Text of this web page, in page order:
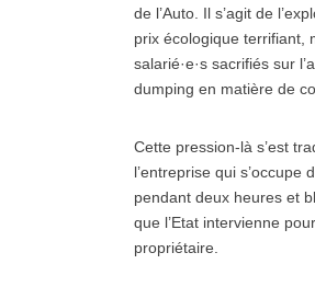
de l’Auto. Il s’agit de
prix écologique terrifiant,
salarié·e·s sacrifiés sur
dumping en matière de
Cette pression-là s’est
l’entreprise qui s’occupe
pendant deux heures et
que l’Etat intervienne
propriétaire.